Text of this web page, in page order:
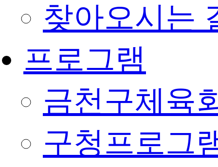
찾아오시는
프로그램
금천구체육
구청프로그